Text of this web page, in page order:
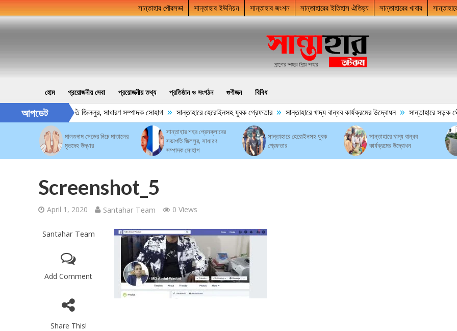
সান্তাহার পৌরসভা সান্তাহার ইউনিয়ন সান্তাহার জংশন সান্তাহারের ইতিহাস ঐতিহ্য সান্তাহারের খাবার
হোম প্রয়োজনীয় সেবা প্রয়োজনীয় তথ্য প্রতিষ্ঠান ও সংগঠন গুণীজন বিবিধ
আপডেট
শহর প্রেসক্লাবের সভাপতি জিললুর, সাধারণ সম্পাদক সোহাগ » সান্তাহারে হেরোইনসহ যুবক গ্রেফতার » সান্তাহারে খাদ্য বান্ধব কার্যক্রমের উদ্বোধন » সান্তাহারে সড়ক
মালগুদাম সেডের নিচে মাতালের
মৃতদেহ উদ্ধার
সান্তাহার শহর প্রেসক্লাবের
সভাপতি জিললুর, সাধারণ
সম্পাদক সোহাগ
সান্তাহারে হেরোইনসহ যুবক
গ্রেফতার
সান্তাহারে খাদ্য বান্ধব
কার্যক্রমের উদ্বোধন
Screenshot_5
April 1, 2020 Santahar Team 0 Views
Santahar Team
Add Comment
Share This!